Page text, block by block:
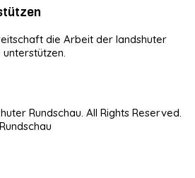
die Arbeit der landshuter
unterstützen.
Rundschau. All Rights Reserved.